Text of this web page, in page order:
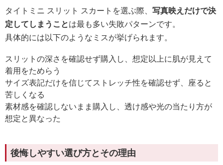
タイトミニ スリット スカートを選ぶ際、 写真映えだけで決
定してしまうことは最も多い失敗パターンです。
具体的には以下のようなミスが挙げられます。
スリットの深さを確認せず購入し、想定以上に肌が見えて
着用をためらう
サイズ表記だけを信じてストレッチ性を確認せず、座ると
苦しくなる
素材感を確認しないまま購入し、透け感や光の当たり方が
想定と異なった
後悔しやすい選び方とその理由